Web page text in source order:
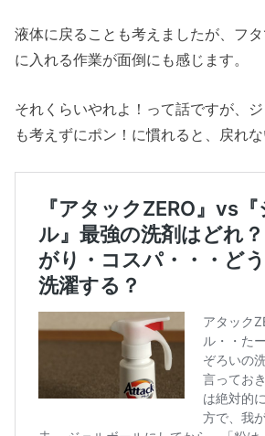
液体に戻ることも考えましたが、フ
に入れる作業が面倒にも感じます。
それくらいやれよ！って話ですが、
も考えずにポン！に慣れると、戻れな